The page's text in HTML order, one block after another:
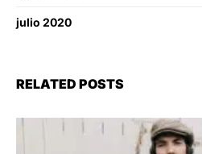
julio 2020
RELATED POSTS